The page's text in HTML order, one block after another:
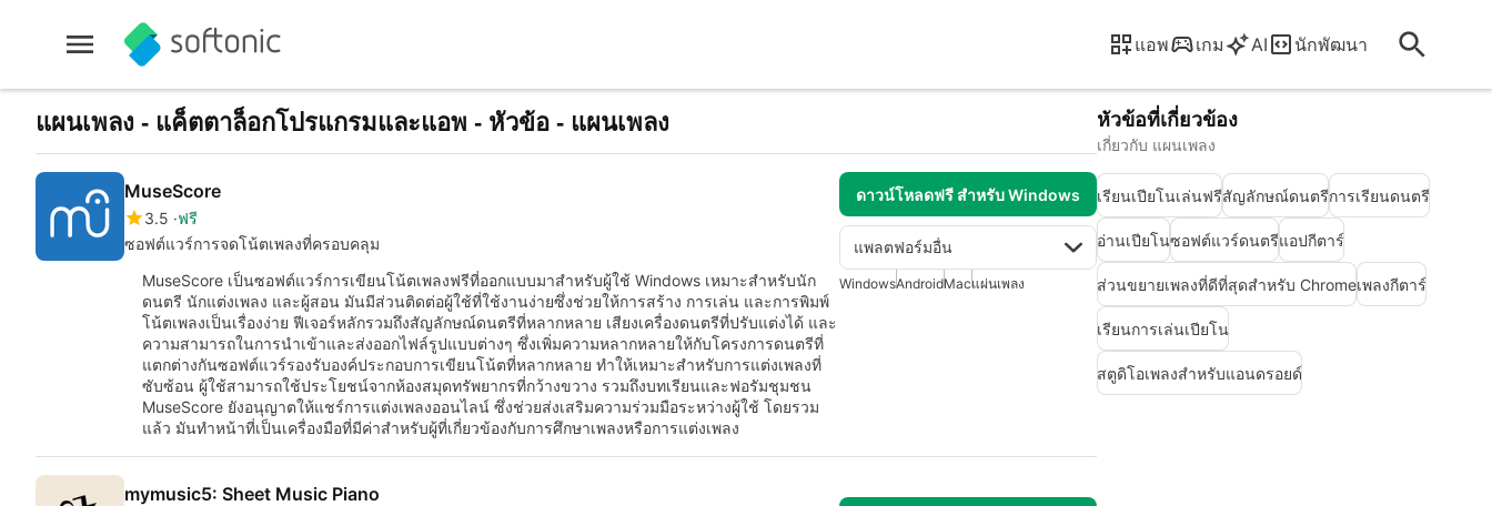
แอพ เกม AI นักพัฒนา
แผนเพลง - แค็ตตาล็อกโปรแกรมและแอพ - หัวข้อ - แผนเพลง
MuseScore
3.5 ฟรี
ซอฟต์แวร์การจดโน้ตเพลงที่ครอบคลุม
ดาวน์โหลดฟรี สำหรับ Windows
แพลตฟอร์มอื่น
MuseScore เป็นซอฟต์แวร์การเขียนโน้ตเพลงฟรีที่ออกแบบมาสำหรับผู้ใช้ Windows เหมาะสำหรับนัก
ดนตรี นักแต่งเพลง และผู้สอน มันมีส่วนติดต่อผู้ใช้ที่ใช้งานง่ายซึ่งช่วยให้การสร้าง การเล่น และการพิมพ์
โน้ตเพลงเป็นเรื่องง่าย ฟีเจอร์หลักรวมถึงสัญลักษณ์ดนตรีที่หลากหลาย เสียงเครื่องดนตรีที่ปรับแต่งได้ และ
ความสามารถในการนำเข้าและส่งออกไฟล์รูปแบบต่างๆ ซึ่งเพิ่มความหลากหลายให้กับโครงการดนตรีที่
แตกต่างกันซอฟต์แวร์รองรับองค์ประกอบการเขียนโน้ตที่หลากหลาย ทำให้เหมาะสำหรับการแต่งเพลงที่
ซับซ้อน ผู้ใช้สามารถใช้ประโยชน์จากห้องสมุดทรัพยากรที่กว้างขวาง รวมถึงบทเรียนและฟอรัมชุมชน
MuseScore ยังอนุญาตให้แชร์การแต่งเพลงออนไลน์ ซึ่งช่วยส่งเสริมความร่วมมือระหว่างผู้ใช้ โดยรวม
แล้ว มันทำหน้าที่เป็นเครื่องมือที่มีค่าสำหรับผู้ที่เกี่ยวข้องกับการศึกษาเพลงหรือการแต่งเพลง
WindowsAndroidMacแผ่นเพลง
mymusic5: Sheet Music Piano
หัวข้อที่เกี่ยวข้อง
เกี่ยวกับ แผนเพลง
เรียนเปียโนเล่นฟรีสัญลักษณ์ดนตรีการเรียนดนตรี
อ่านเปียโนซอฟต์แวร์ดนตรีแอปกีตาร์
ส่วนขยายเพลงที่ดีที่สุดสำหรับ Chromeเพลงกีตาร์
เรียนการเล่นเปียโน
สตูดิโอเพลงสำหรับแอนดรอยด์